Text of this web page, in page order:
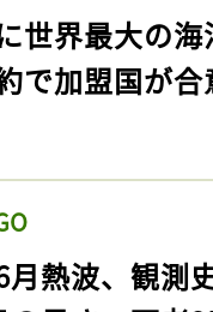
世界最大の
で加盟国が合
月熱波、観